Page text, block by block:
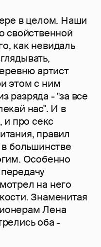
в целом. Наши
свойственной
как невидаль
артист
этом с ним
разряда - "за все
нас". И в
и про секс
правил
большинстве
Особенно
на него
Знаменитая
Лена
оба -